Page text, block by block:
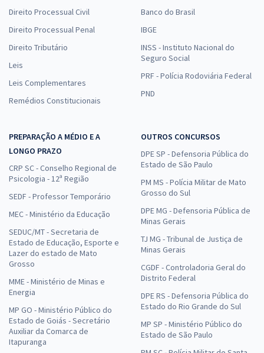
Direito Processual Civil
Direito Processual Penal
Direito Tributário
Leis
Leis Complementares
Remédios Constitucionais
Banco do Brasil
IBGE
INSS - Instituto Nacional do
Seguro Social
PRF - Polícia Rodoviária Federal
PND
PREPARAÇÃO A MÉDIO E A
LONGO PRAZO
CRP SC - Conselho Regional de
Psicologia - 12ª Região
SEDF - Professor Temporário
MEC - Ministério da Educação
SEDUC/MT - Secretaria de
Estado de Educação, Esporte e
Lazer do estado de Mato
Grosso
MME - Ministério de Minas e
Energia
MP GO - Ministério Público do
Estado de Goiás - Secretário
Auxiliar da Comarca de
Itapuranga
OUTROS CONCURSOS
DPE SP - Defensoria Pública do
Estado de São Paulo
PM MS - Polícia Militar de Mato
Grosso do Sul
DPE MG - Defensoria Pública de
Minas Gerais
TJ MG - Tribunal de Justiça de
Minas Gerais
CGDF - Controladoria Geral do
Distrito Federal
DPE RS - Defensoria Pública do
Estado do Rio Grande do Sul
MP SP - Ministério Público do
Estado de São Paulo